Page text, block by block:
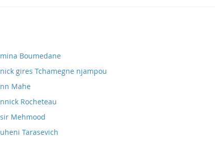
Boumedane
gires Tchamegne njampou
Mahe
Rocheteau
Mehmood
Tarasevich